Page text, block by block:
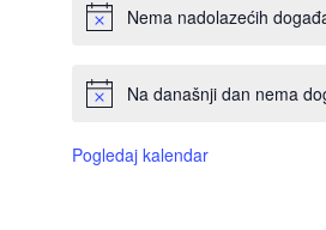
Nema nadolazećih
Na današnji dan nema
Pogledaj kalendar